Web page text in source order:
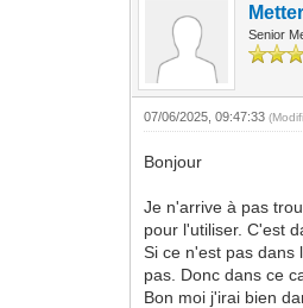
Senior
07/06/2025, 09:47:33
Bonjour
Je n'arrive à pas
pour l'utiliser. C'est
Si ce n'est pas dans
pas. Donc dans ce
Bon moi j'irai bien